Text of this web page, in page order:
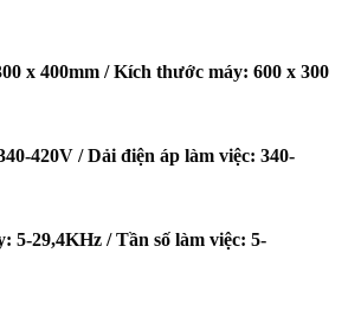
x 400mm / Kích thước máy: 600 x 300
420V / Dải điện áp làm việc: 340-
5-29,4KHz / Tần số làm việc: 5-